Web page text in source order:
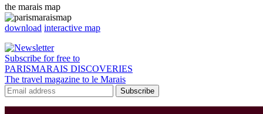
the marais map
download interactive map
Subscribe for free to
PARISMARAIS DISCOVERIES
The travel magazine to le Marais